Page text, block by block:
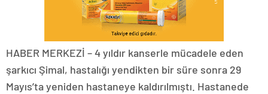
HABER MERKEZİ – 4 yıldır kanserle mücadele eden
şarkıcı Şimal, hastalığı yendikten bir süre sonra 29
Mayıs’ta yeniden hastaneye kaldırılmıştı. Hastanede